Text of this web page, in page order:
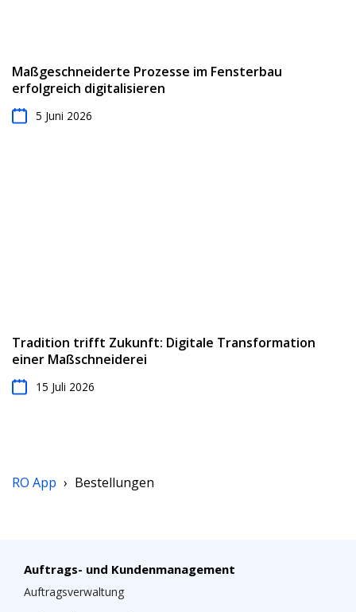
Maßgeschneiderte Prozesse im Fensterbau
erfolgreich digitalisieren
5 Juni 2026
Tradition trifft Zukunft: Digitale Transformation
einer Maßschneiderei
15 Juli 2026
RO App › Bestellungen
Auftrags- und Kundenmanagement
Auftragsverwaltung